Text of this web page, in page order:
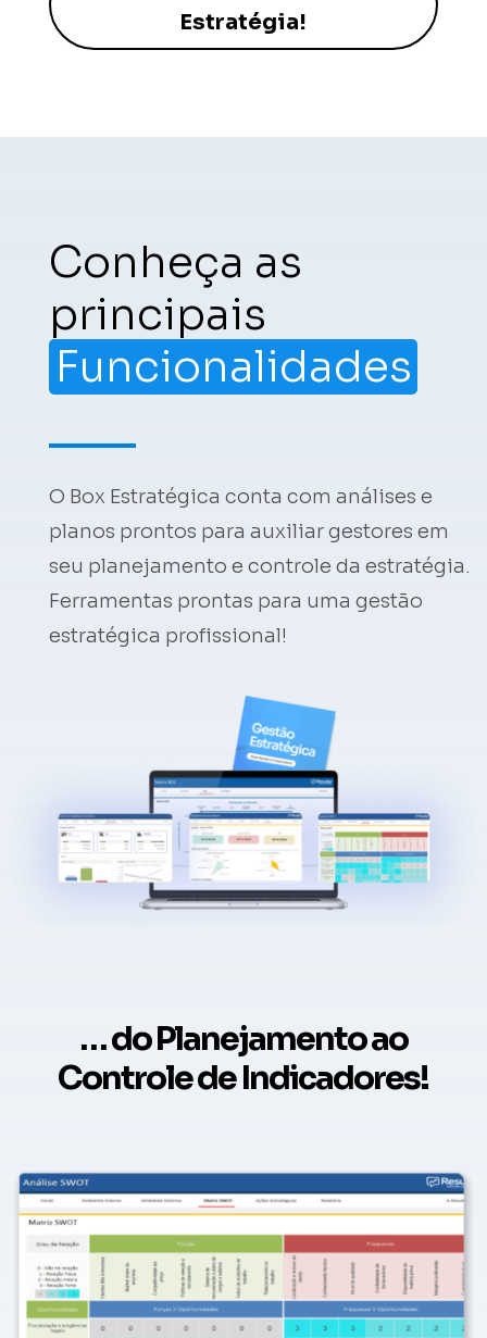
Estratégia!
Conheça as
principais
Funcionalidades
O Box Estratégica conta com análises e
planos prontos para auxiliar gestores em
seu planejamento e controle da estratégia.
Ferramentas prontas para uma gestão
estratégica profissional!
… do Planejamento ao
Controle de Indicadores!